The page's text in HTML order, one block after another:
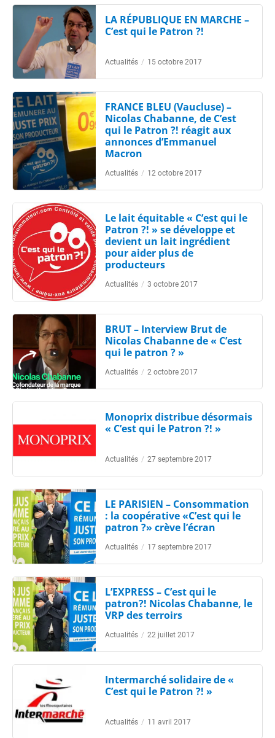
LA RÉPUBLIQUE EN MARCHE –
C’est qui le Patron ?!
Actualités / 15 octobre 2017
FRANCE BLEU (Vaucluse) –
Nicolas Chabanne, de C’est
qui le Patron ?! réagit aux
annonces d’Emmanuel
Macron
Actualités / 12 octobre 2017
Le lait équitable « C’est qui le
Patron ?! » se développe et
devient un lait ingrédient
pour aider plus de
producteurs
Actualités / 3 octobre 2017
BRUT – Interview Brut de
Nicolas Chabanne de « C’est
qui le patron ? »
Actualités / 2 octobre 2017
Monoprix distribue désormais
« C’est qui le Patron ?! »
Actualités / 27 septembre 2017
LE PARISIEN – Consommation
: la coopérative «C’est qui le
patron ?» crève l’écran
Actualités / 17 septembre 2017
L’EXPRESS – C’est qui le
patron?! Nicolas Chabanne, le
VRP des terroirs
Actualités / 22 juillet 2017
Intermarché solidaire de «
C’est qui le Patron ?! »
Actualités / 11 avril 2017